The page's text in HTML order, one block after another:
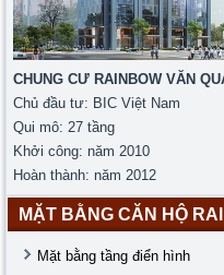
CHUNG CƯ RAINBOW VĂN
Chủ đầu tư: BIC Việt Nam
Qui mô: 27 tầng
Khởi công: năm 2010
Hoàn thành: năm 2012
MẶT BẰNG CĂN HỘ
Mặt bằng tầng điển hình